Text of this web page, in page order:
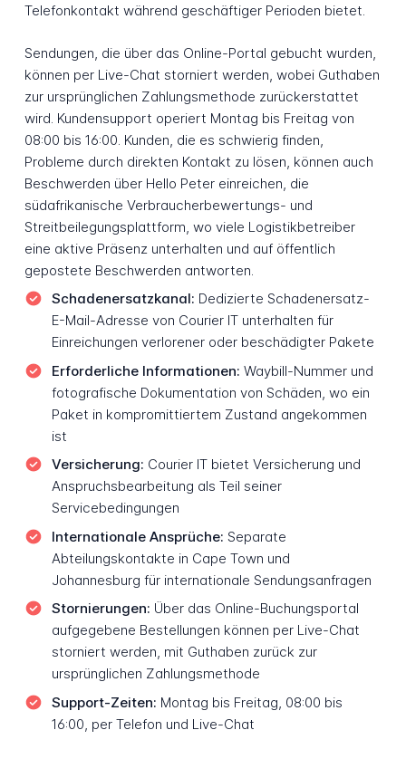
Telefonkontakt während geschäftiger Perioden bietet.
Sendungen, die über das Online-Portal gebucht wurden,
können per Live-Chat storniert werden, wobei Guthaben
zur ursprünglichen Zahlungsmethode zurückerstattet
wird. Kundensupport operiert Montag bis Freitag von
08:00 bis 16:00. Kunden, die es schwierig finden,
Probleme durch direkten Kontakt zu lösen, können auch
Beschwerden über Hello Peter einreichen, die
südafrikanische Verbraucherbewertungs- und
Streitbeilegungsplattform, wo viele Logistikbetreiber
eine aktive Präsenz unterhalten und auf öffentlich
gepostete Beschwerden antworten.
Schadenersatzkanal: Dedizierte Schadenersatz-
E-Mail-Adresse von Courier IT unterhalten für
Einreichungen verlorener oder beschädigter Pakete
Erforderliche Informationen: Waybill-Nummer und
fotografische Dokumentation von Schäden, wo ein
Paket in kompromittiertem Zustand angekommen
ist
Versicherung: Courier IT bietet Versicherung und
Anspruchsbearbeitung als Teil seiner
Servicebedingungen
Internationale Ansprüche: Separate
Abteilungskontakte in Cape Town und
Johannesburg für internationale Sendungsanfragen
Stornierungen: Über das Online-Buchungsportal
aufgegebene Bestellungen können per Live-Chat
storniert werden, mit Guthaben zurück zur
ursprünglichen Zahlungsmethode
Support-Zeiten: Montag bis Freitag, 08:00 bis
16:00, per Telefon und Live-Chat